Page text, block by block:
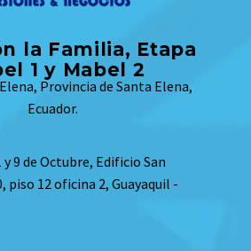
la Familia, Etapa
1 y Mabel 2
Provincia de Santa Elena,
Ecuador.
y 9 de Octubre, Edificio San
piso 12 oficina 2, Guayaquil -